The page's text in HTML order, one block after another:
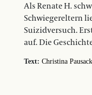
Als Renate H.
Schwiegereltern
Suizidversuch.
auf. Die
Text: Christina